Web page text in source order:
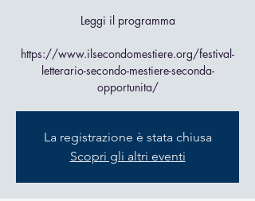
Leggi il programma
https://www.ilsecondomestiere.org/festival-
letterario-secondo-mestiere-seconda-
opportunita/
La registrazione è stata chiusa
Scopri gli altri eventi